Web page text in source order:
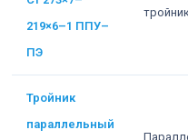
219×6–1 ППУ–
ПЭ
Тройник
параллельный